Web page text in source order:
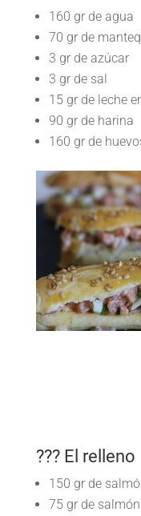
160 gr de agua
70 gr de
3 gr de azúcar
3 gr de sal
15 gr de leche
90 gr de harina
160 gr de
??? El relleno
150 gr de
75 gr de